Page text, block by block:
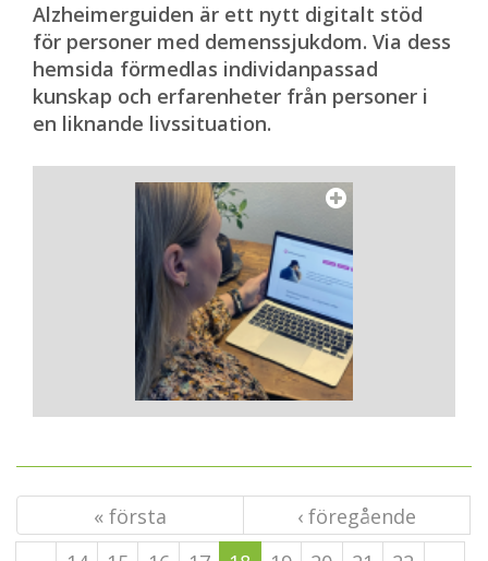
Alzheimerguiden är ett nytt digitalt stöd
för personer med demenssjukdom. Via dess
hemsida förmedlas individanpassad
kunskap och erfarenheter från personer i
en liknande livssituation.
« första
‹ föregående